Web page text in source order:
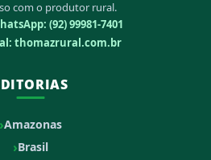
com o produtor rural.
(92) 99981-7401
thomazrural.com.br
Amazonas
Brasil